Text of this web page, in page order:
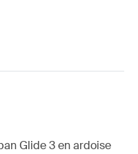
Glide 3 en ardoise